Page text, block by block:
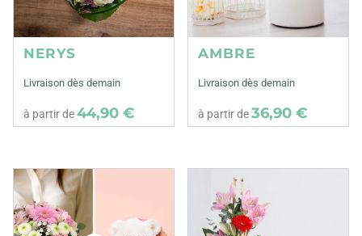
NERYS
Livraison dès demain
à partir de44,90 €
AMBRE
Livraison dès demain
à partir de36,90 €